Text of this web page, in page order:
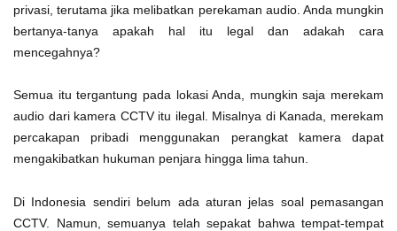
privasi, terutama jika melibatkan perekaman audio. Anda mungkin
bertanya-tanya apakah hal itu legal dan adakah cara
mencegahnya?
Semua itu tergantung pada lokasi Anda, mungkin saja merekam
audio dari kamera CCTV itu ilegal. Misalnya di Kanada, merekam
percakapan pribadi menggunakan perangkat kamera dapat
mengakibatkan hukuman penjara hingga lima tahun.
Di Indonesia sendiri belum ada aturan jelas soal pemasangan
CCTV. Namun, semuanya telah sepakat bahwa tempat-tempat